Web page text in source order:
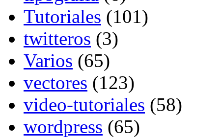
Tutoriales (101)
twitteros (3)
Varios (65)
vectores (123)
video-tutoriales (58)
wordpress (65)